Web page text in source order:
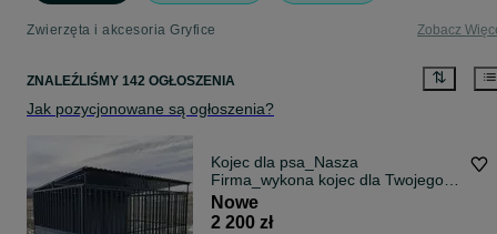
Zwierzęta i akcesoria Gryfice Zobacz
ZNALEŹLIŚMY 142 OGŁOSZENIA
Jak pozycjonowane są ogłoszenia?
Kojec dla psa_Nasza
Firma_wykona kojec dla Twojego
psa_DOSTAWA
Nowe
2 200 zł